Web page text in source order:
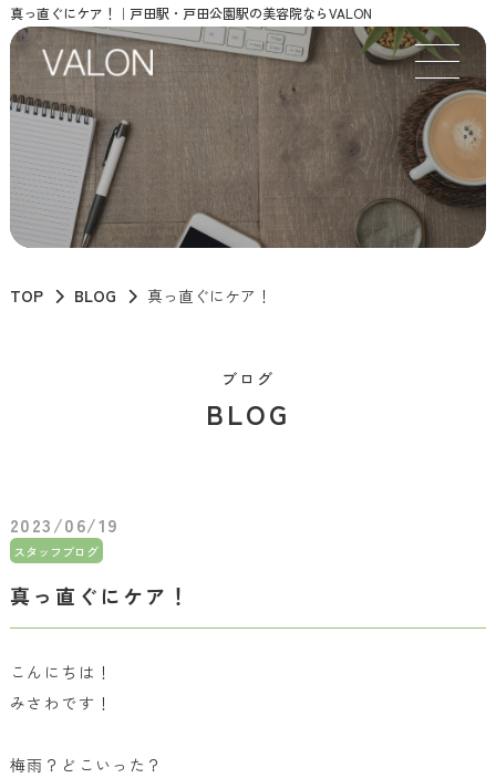
真っ直ぐにケア！｜戸田駅・戸田公園駅の美容院ならVALON
TOP BLOG 真っ直ぐにケア！
ブログ
BLOG
2023/06/19
スタッフブログ
真っ直ぐにケア！
こんにちは！
みさわです！
梅雨？どこいった？